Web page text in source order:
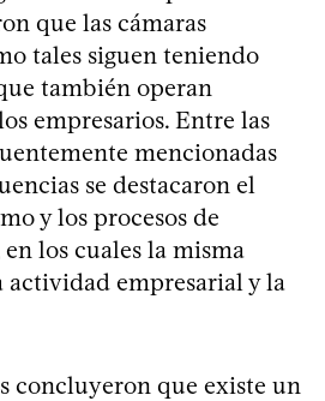
que las cámaras
tales siguen teniendo
también operan
empresarios. Entre las
mencionadas
se destacaron el
y los procesos de
los cuales la misma
actividad empresarial y la
concluyeron que existe un